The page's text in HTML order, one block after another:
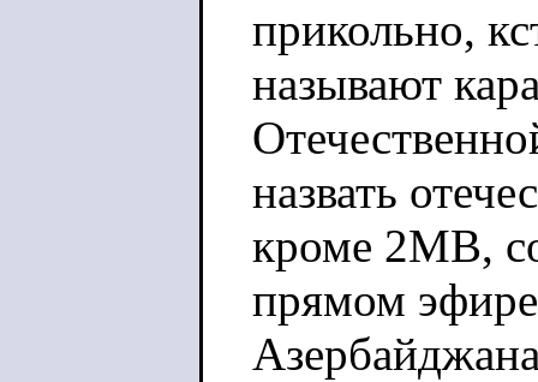
прикольно,
называют
назвать
кроме 2МВ,
прямом